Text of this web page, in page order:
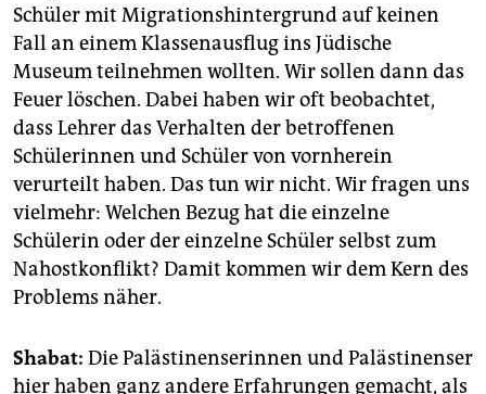
Schüler mit Migrationshintergrund auf keinen
Fall an einem Klassenausflug ins Jüdische
Museum teilnehmen wollten. Wir sollen dann das
Feuer löschen. Dabei haben wir oft beobachtet,
dass Lehrer das Verhalten der betroffenen
Schülerinnen und Schüler von vornherein
verurteilt haben. Das tun wir nicht. Wir fragen uns
vielmehr: Welchen Bezug hat die einzelne
Schülerin oder der einzelne Schüler selbst zum
Nahostkonflikt? Damit kommen wir dem Kern des
Problems näher.
Shabat: Die Palästinenserinnen und Palästinenser
hier haben ganz andere Erfahrungen gemacht, als